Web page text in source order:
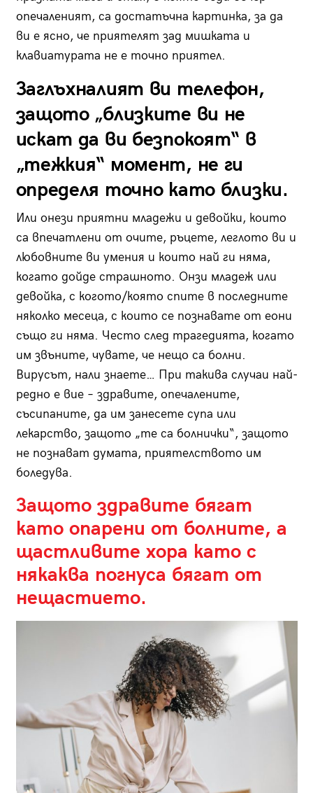
опечаленият, са достатъчна картинка, за да
ви е ясно, че приятелят зад мишката и
клавиатурата не е точно приятел.
Заглъхналият ви телефон,
защото „близките ви не
искат да ви безпокоят“ в
„тежкия“ момент, не ги
определя точно като близки.
Или онези приятни младежи и девойки, които
са впечатлени от очите, ръцете, леглото ви и
любовните ви умения и които най ги няма,
когато дойде страшното. Онзи младеж или
девойка, с когото/която спите в последните
няколко месеца, с които се познавате от еони
също ги няма. Често след трагедията, когато
им звъните, чувате, че нещо са болни.
Вирусът, нали знаете… При такива случаи най-
редно е вие – здравите, опечалените,
съсипаните, да им занесете супа или
лекарство, защото „те са болнички“, защото
не познават думата, приятелството им
боледува.
Защото здравите бягат
като опарени от болните, а
щастливите хора като с
някаква погнуса бягат от
нещастието.